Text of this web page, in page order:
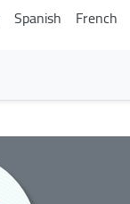
Spanish French